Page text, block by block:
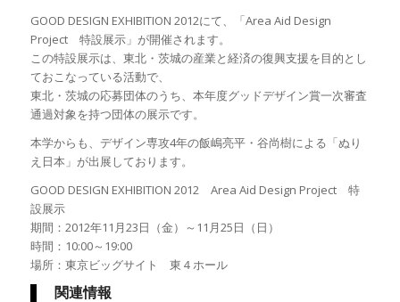
GOOD DESIGN EXHIBITION 2012にて、「Area Aid Design
Project 特設展示」が開催されます。
この特設展示は、東北・茨城の産業と経済の復興支援を目的とし
ておこなっている活動で、
東北・茨城の応募団体のうち、本年度グッドデザイン賞一次審査
通過対象を持つ団体の展示です。
本学からも、デザイン専攻4年の飯嶋亮平・谷尚樹による「ぬり
え日本」が出展しております。
GOOD DESIGN EXHIBITION 2012 Area Aid Design Project 特
設展示
期間：2012年11月23日（金）～11月25日（日）
時間：10:00～19:00
場所：東京ビッグサイト 東４ホール
関連情報